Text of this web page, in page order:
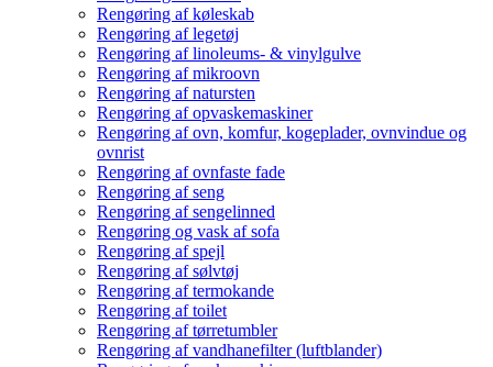
Rengøring af køleskab
Rengøring af legetøj
Rengøring af linoleums- & vinylgulve
Rengøring af mikroovn
Rengøring af natursten
Rengøring af opvaskemaskiner
Rengøring af ovn, komfur, kogeplader, ovnvindue og
ovnrist
Rengøring af ovnfaste fade
Rengøring af seng
Rengøring af sengelinned
Rengøring og vask af sofa
Rengøring af spejl
Rengøring af sølvtøj
Rengøring af termokande
Rengøring af toilet
Rengøring af tørretumbler
Rengøring af vandhanefilter (luftblander)